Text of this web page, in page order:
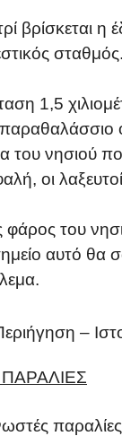
βρίσκεται η
σταθμός.
1,5
του νησιού
οι
φάρος του
αυτό θα
–